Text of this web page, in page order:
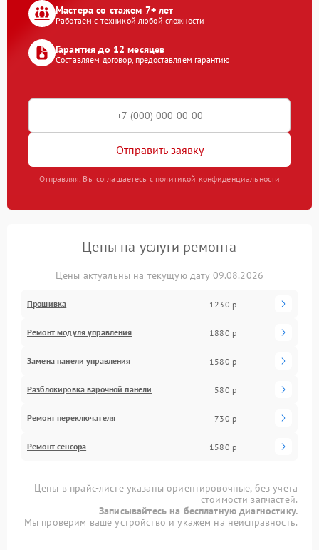
Мастера со стажем 7+ лет
Работаем с техникой любой сложности
Гарантия до 12 месяцев
Составляем договор, предоставляем гарантию
Отправить заявку
Отправляя, Вы соглашаетесь с политикой конфиденциальности
Цены на услуги ремонта
Цены актуальны на текущую дату 09.08.2026
Прошивка 1230 р
Ремонт модуля управления 1880 р
Замена панели управления 1580 р
Разблокировка варочной панели 580 р
Ремонт переключателя 730 р
Ремонт сенсора 1580 р
Цены в прайс-листе указаны ориентировочные, без учета
стоимости запчастей.
Записывайтесь на бесплатную диагностику.
Мы проверим ваше устройство и укажем на неисправность.